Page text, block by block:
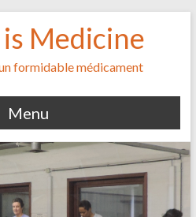
Medicine
formidable médicament
Menu